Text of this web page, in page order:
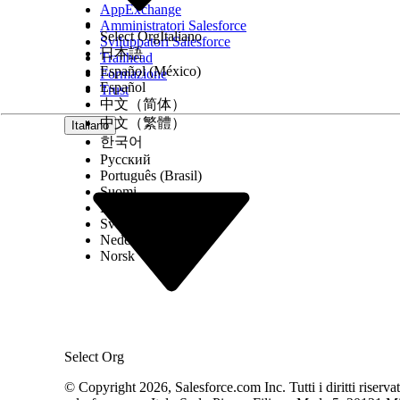
Intervallo di punteggi CVSS stimato
Alto (7,0–8,9).
Considerazioni sull'impatto del rischio
La gravità del rischio dipende dalle dimensioni
dell'accesso.
Rischio maggiore quando
La verifica dell'identità dell'utente non è attiva
Rischio basso o nullo quando
L'imposizione della MFA o la verifica dell'identità
come viene utilizzato
Limitazione di accesso IP a livello di rete:
AppExchange
Amministratori Salesforce
Sviluppatori Salesforce
Trailhead
Formazione
Trust
Italiano
Select Org
Select OrgItaliano
日本語
Español (México)
Español
中文（简体）
中文（繁體）
한국어
Русский
Português (Brasil)
Suomi
Dansk
Svenska
Nederlands
Norsk
© Copyright 2026, Salesforce.com Inc. Tutti i diritti